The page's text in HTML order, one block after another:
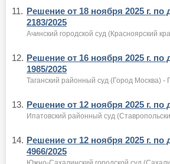
11. Решение от 18 ноября 2025 г.
2183/2025
Ачинский городской суд (Красноярский
12. Решение от 16 ноября 2025 г.
1985/2025
Таганский районный суд (Город Москва) -
13. Решение от 12 ноября 2025 г. по
Ипатовский районный суд
14. Решение от 12 ноября 2025 г.
4966/2025